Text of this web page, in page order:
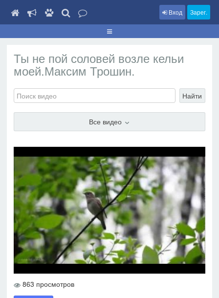
Вход Зарег.
Ты не пой соловей возле кельи
моей.Максим Трошин.
Найти
Все видео
863 просмотров